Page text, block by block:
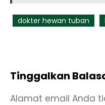
dokter hewan tuban
Tinggalkan
Alamat email Anda